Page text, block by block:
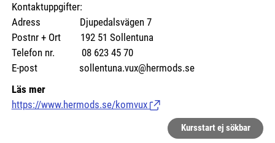
Kontaktuppgifter:
Adress Djupedalsvägen 7
Postnr + Ort 192 51 Sollentuna
Telefon nr. 08 623 45 70
E-post sollentuna.vux@hermods.se
Läs mer
https://www.hermods.se/komvux (Länk till extern sida.)
Kursstart ej sökbar